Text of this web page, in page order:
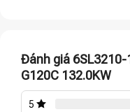
Đánh giá 6SL3210-
G120C 132.0KW
5